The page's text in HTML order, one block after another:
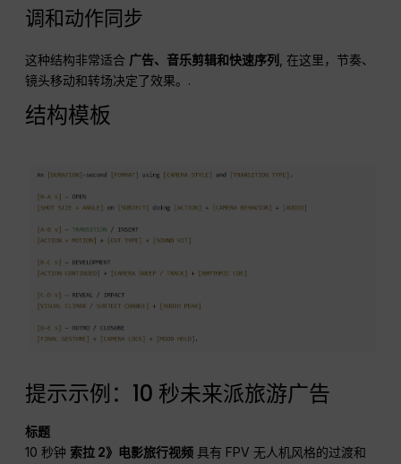
调和动作同步
这种结构非常适合 广告、音乐剪辑和快速序列
, 在这里，节奏、
镜头移动和转场决定了效果。.
结构模板
提示示例：10 秒未来派旅游广告
标题
10 秒钟 索拉 2》电影旅行视频 具有 FPV 无人机风格的过渡和